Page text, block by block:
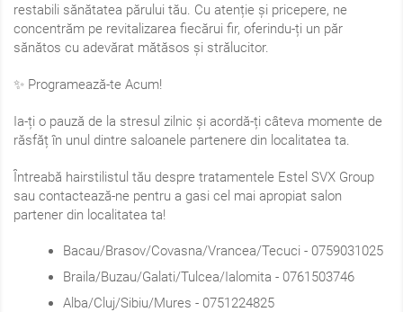
restabili sănătatea părului tău. Cu atenție și pricepere, ne
concentrăm pe revitalizarea fiecărui fir, oferindu-ți un păr
sănătos cu adevărat mătăsos și strălucitor.
✨ Programează-te Acum!
Ia-ți o pauză de la stresul zilnic și acordă-ți câteva momente de
răsfăț în unul dintre saloanele partenere din localitatea ta.
Întreabă hairstilistul tău despre tratamentele Estel SVX Group
sau contactează-ne pentru a gasi cel mai apropiat salon
partener din localitatea ta!
Bacau/Brasov/Covasna/Vrancea/Tecuci - 0759031025
Braila/Buzau/Galati/Tulcea/Ialomita - 0761503746
Alba/Cluj/Sibiu/Mures - 0751224825